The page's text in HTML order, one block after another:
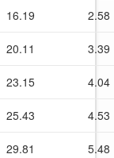
16.19 2.58
20.11 3.39
23.15 4.04
25.43 4.53
29.81 5.48